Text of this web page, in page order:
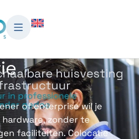
huisvesting
in professionele
gedoe
of enterprise wil je
zonder te
faciliteiten. Colocatie